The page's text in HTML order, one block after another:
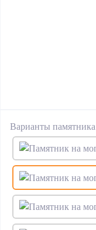
Варианты памятника